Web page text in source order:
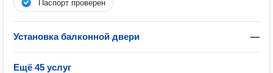
Паспорт проверен
Установка балконной двери —
Ещё 45 услуг